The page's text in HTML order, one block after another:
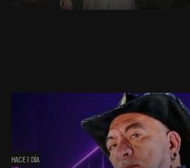
HACE 1 DÍA